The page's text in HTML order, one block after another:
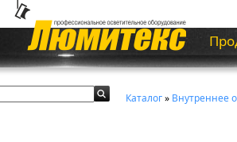
Каталог» Внутреннее